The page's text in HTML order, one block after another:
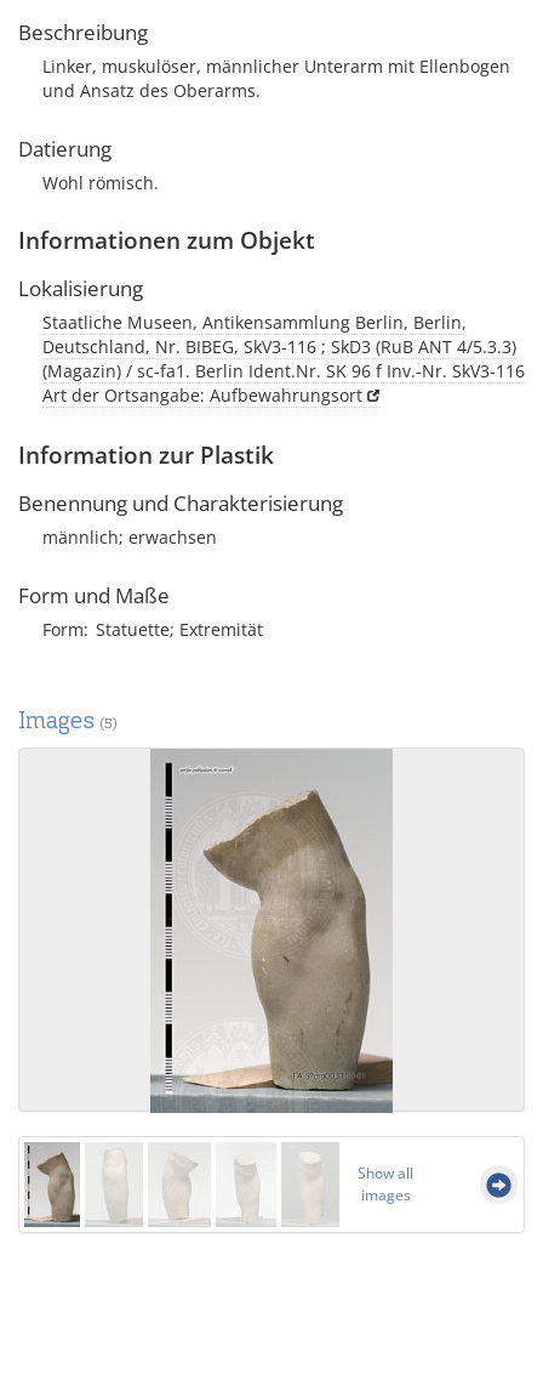
Beschreibung
Linker, muskulöser, männlicher Unterarm mit Ellenbogen
und Ansatz des Oberarms.
Datierung
Wohl römisch.
Informationen zum Objekt
Lokalisierung
Staatliche Museen, Antikensammlung Berlin, Berlin,
Deutschland, Nr. BIBEG, SkV3-116 ; SkD3 (RuB ANT 4/5.3.3)
(Magazin) / sc-fa1. Berlin Ident.Nr. SK 96 f Inv.-Nr. SkV3-116
Art der Ortsangabe: Aufbewahrungsort
Information zur Plastik
Benennung und Charakterisierung
männlich; erwachsen
Form und Maße
Form Statuette; Extremität
Images (5)
Show all
images